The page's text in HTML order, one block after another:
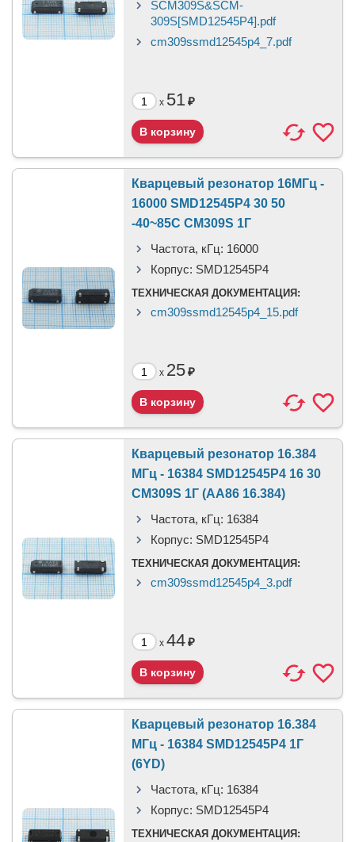
SCM309S&SCM-
309S[SMD12545P4].pdf
cm309ssmd12545p4_7.pdf
x 51₽
Кварцевый резонатор 16МГц -
16000 SMD12545P4 30 50
-40~85C CM309S 1Г
Частота, кГц: 16000
Корпус: SMD12545P4
ТЕХНИЧЕСКАЯ ДОКУМЕНТАЦИЯ:
cm309ssmd12545p4_15.pdf
x 25₽
Кварцевый резонатор 16.384
МГц - 16384 SMD12545P4 16 30
CM309S 1Г (AA86 16.384)
Частота, кГц: 16384
Корпус: SMD12545P4
ТЕХНИЧЕСКАЯ ДОКУМЕНТАЦИЯ:
cm309ssmd12545p4_3.pdf
x 44₽
Кварцевый резонатор 16.384
МГц - 16384 SMD12545P4 1Г
(6YD)
Частота, кГц: 16384
Корпус: SMD12545P4
ТЕХНИЧЕСКАЯ ДОКУМЕНТАЦИЯ: